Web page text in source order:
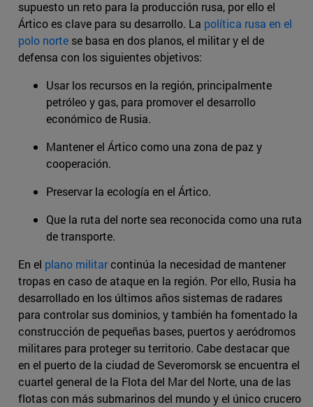
supuesto un reto para la producción rusa, por ello el
Ártico es clave para su desarrollo. La política rusa en el
polo norte se basa en dos planos, el militar y el de
defensa con los siguientes objetivos:
Usar los recursos en la región, principalmente
petróleo y gas, para promover el desarrollo
económico de Rusia.
Mantener el Ártico como una zona de paz y
cooperación.
Preservar la ecología en el Ártico.
Que la ruta del norte sea reconocida como una ruta
de transporte.
En el plano militarcontinúa la necesidad de mantener
tropas en caso de ataque en la región. Por ello, Rusia ha
desarrollado en los últimos años sistemas de radares
para controlar sus dominios, y también ha fomentado la
construcción de pequeñas bases, puertos y aeródromos
militares para proteger su territorio. Cabe destacar que
en el puerto de la ciudad de Severomorsk se encuentra el
cuartel general de la Flota del Mar del Norte, una de las
flotas con más submarinos del mundo y el único crucero